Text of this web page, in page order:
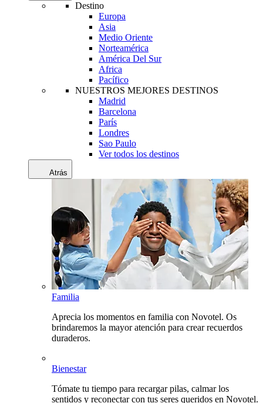
Destino
Europa
Asia
Medio Oriente
Norteamérica
América Del Sur
Africa
Pacífico
NUESTROS MEJORES DESTINOS
Madrid
Barcelona
París
Londres
Sao Paulo
Ver todos los destinos
Atrás
Familia
Aprecia los momentos en familia con Novotel. Os
brindaremos la mayor atención para crear recuerdos
duraderos.
Bienestar
Tómate tu tiempo para recargar pilas, calmar los
sentidos y reconectar con tus seres queridos en Novotel.